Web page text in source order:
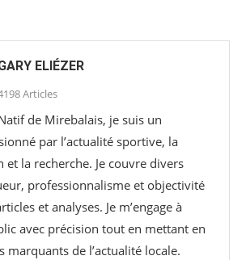
ELIÉZER
Articles
de Mirebalais, je suis un
par l’actualité sportive, la
la recherche. Je couvre divers
professionnalisme et objectivité
et analyses. Je m’engage à
avec précision tout en mettant en
marquants de l’actualité locale.